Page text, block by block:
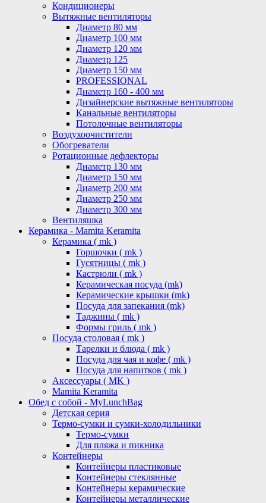
Кондиционеры
Вытяжные вентиляторы
Диаметр 80 мм
Диаметр 100 мм
Диаметр 120 мм
Диаметр 125
Диаметр 150 мм
PROFESSIONAL
Диаметр 160 - 400 мм
Дизайнерские вытяжные вентиляторы
Канальные вентиляторы
Потолочные вентиляторы
Воздухоочистители
Обогреватели
Ротационные дефлекторы
Диаметр 130 мм
Диаметр 150 мм
Диаметр 200 мм
Диаметр 250 мм
Диаметр 300 мм
Вентиляшка
Керамика - Mamita Keramita
Керамика ( mk )
Горшочки ( mk )
Гусятницы ( mk )
Кастрюли ( mk )
Керамическая посуда (mk)
Керамические крышки (mk)
Посуда для запекания (mk)
Таджины ( mk )
Формы гриль ( mk )
Посуда столовая ( mk )
Тарелки и блюда ( mk )
Посуда для чая и кофе ( mk )
Посуда для напитков ( mk )
Аксессуары ( MK )
Mamita Keramita
Обед с собой - MyLunchBag
Детская серия
Термо-сумки и сумки-холодильники
Термо-сумки
Для пляжа и пикника
Контейнеры
Контейнеры пластиковые
Контейнеры стеклянные
Контейнеры керамические
Контейнеры металлические